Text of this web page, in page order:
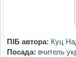
ПІБ автора: Куц
Посада: вчитель